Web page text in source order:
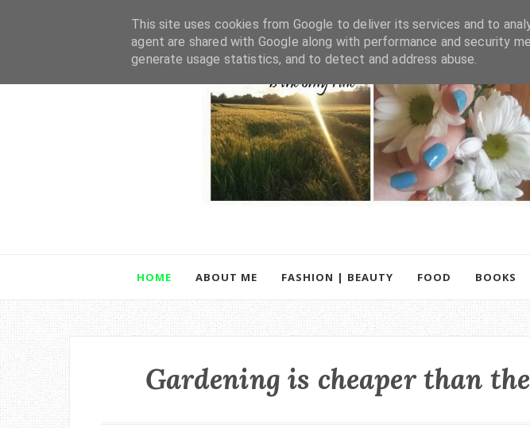
HOME ABOUT ME FASHION | BEAUTY FOOD BOOKS
Gardening is cheaper than
This site uses cookies from Google to deliver its services and to
agent are shared with Google along with performance and security
generate usage statistics, and to detect and address abuse.